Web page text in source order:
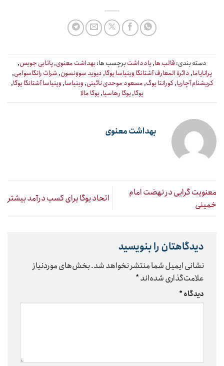
دسته بندی: قالب ها,یادداشتبرچسب ها:بهداشت معنوی,پاتابی جویس,
پرانایاما,دائرة المعارف آشتانگا وینیاسا یوگا,دیوید سوونسون,شراث رانگاسوامی,
کریشنام آچاریا,کورانتا یوگ,مسعود موحدی نائینی,وینیاسا,وینیاسا آشتانگا یوگا,
یوگا,یوگا رهاسیا,یوگا مالا
بهداشت معنوی
معنویت گرایی در نهضت امام
خمینی
اتحاد یوگا برای کسب درآمد بیشتر
دیدگاهتان را بنویسید
نشانی ایمیل شما منتشر نخواهد شد.بخش‌های موردنیاز
علامت‌گذاری شده‌اند*
دیدگاه*